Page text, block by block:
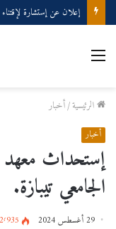
إعلان عن إستشارة
القائمة
الرئيسية/أخبار
أخبار
إستحداث معهد
الجامعي تيبازة.
29 أغسطس 2024 2٬935